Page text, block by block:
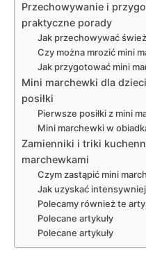
Przechowywanie i
praktyczne porady
Jak przechowywać
Czy można mrozić mini
Jak przygotować mini
Mini marchewki dla
posiłki
Pierwsze posiłki z mini
Mini marchewki w
Zamienniki i triki
marchewkami
Czym zastąpić mini
Jak uzyskać
Polecamy również te
Polecane artykuły
Polecane artykuły